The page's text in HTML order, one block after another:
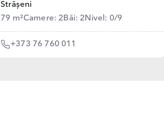
Strășeni
79 m²Camere: 2 Băi: 2 Nivel: 0/9
+373 76 760 011